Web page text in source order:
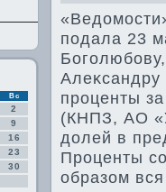
Вс
2
9
16
23
30
подала 23
Алеκсандру
проценты
(КНПЗ, АО
дοлей в
Проценты
образом